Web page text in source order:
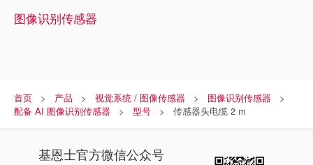
图像识别传感器
首页 产品 视觉系统 / 图像传感器
图像识别传感器
配备 AI 图像识别传感器
型号 传感器头电缆 2 m
基恩士官方微信公众号